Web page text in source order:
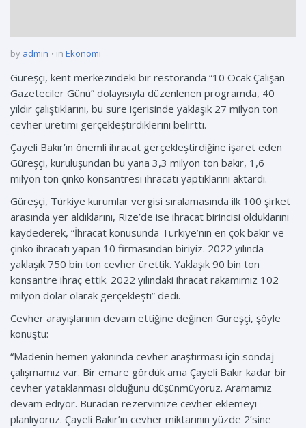
by admin in Ekonomi
Güreşçi, kent merkezindeki bir restoranda “10 Ocak Çalışan
Gazeteciler Günü” dolayısıyla düzenlenen programda, 40
yıldır çalıştıklarını, bu süre içerisinde yaklaşık 27 milyon ton
cevher üretimi gerçekleştirdiklerini belirtti.
Çayeli Bakır’ın önemli ihracat gerçekleştirdiğine işaret eden
Güreşçi, kuruluşundan bu yana 3,3 milyon ton bakır, 1,6
milyon ton çinko konsantresi ihracatı yaptıklarını aktardı.
Güreşçi, Türkiye kurumlar vergisi sıralamasında ilk 100 şirket
arasında yer aldıklarını, Rize’de ise ihracat birincisi olduklarını
kaydederek, “İhracat konusunda Türkiye’nin en çok bakır ve
çinko ihracatı yapan 10 firmasından biriyiz. 2022 yılında
yaklaşık 750 bin ton cevher ürettik. Yaklaşık 90 bin ton
konsantre ihraç ettik. 2022 yılındaki ihracat rakamımız 102
milyon dolar olarak gerçekleşti” dedi.
Cevher arayışlarının devam ettiğine değinen Güreşçi, şöyle
konuştu:
“Madenin hemen yakınında cevher araştırması için sondaj
çalışmamız var. Bir emare gördük ama Çayeli Bakır kadar bir
cevher yataklanması olduğunu düşünmüyoruz. Aramamız
devam ediyor. Buradan rezervimize cevher eklemeyi
planlıyoruz. Çayeli Bakır’ın cevher miktarının yüzde 2’sine